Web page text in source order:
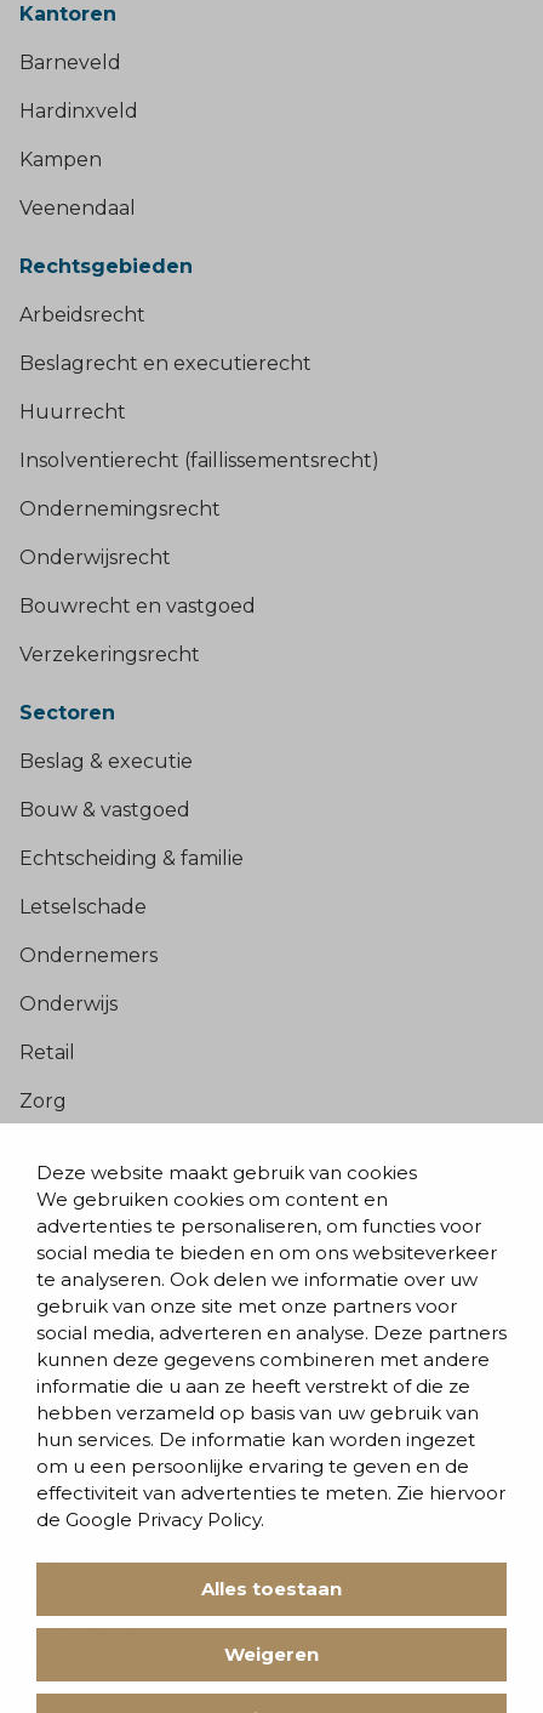
Deze website maakt gebruik van cookies
We gebruiken cookies om content en
advertenties te personaliseren, om functies voor
social media te bieden en om ons websiteverkeer
te analyseren. Ook delen we informatie over uw
gebruik van onze site met onze partners voor
social media, adverteren en analyse. Deze partners
kunnen deze gegevens combineren met andere
informatie die u aan ze heeft verstrekt of die ze
hebben verzameld op basis van uw gebruik van
hun services. De informatie kan worden ingezet
om u een persoonlijke ervaring te geven en de
effectiviteit van advertenties te meten. Zie hiervoor
de Google Privacy Policy.
Alles toestaan
Weigeren
Kantoren
Barneveld
Hardinxveld
Kampen
Veenendaal
Rechtsgebieden
Arbeidsrecht
Beslagrecht en executierecht
Huurrecht
Insolventierecht (faillissementsrecht)
Ondernemingsrecht
Onderwijsrecht
Bouwrecht en vastgoed
Verzekeringsrecht
Sectoren
Beslag & executie
Bouw & vastgoed
Echtscheiding & familie
Letselschade
Ondernemers
Onderwijs
Retail
Zorg
Blogs & nieuws
Contact
Evenementen
Team
Werken bij BVD
Cookies
Klachtenregeling
Voorwaarden